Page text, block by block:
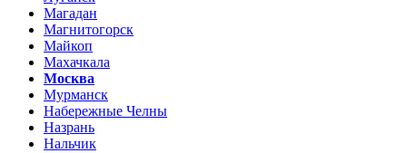
Магадан
Магнитогорск
Майкоп
Махачкала
Москва
Мурманск
Набережные Челны
Назрань
Нальчик